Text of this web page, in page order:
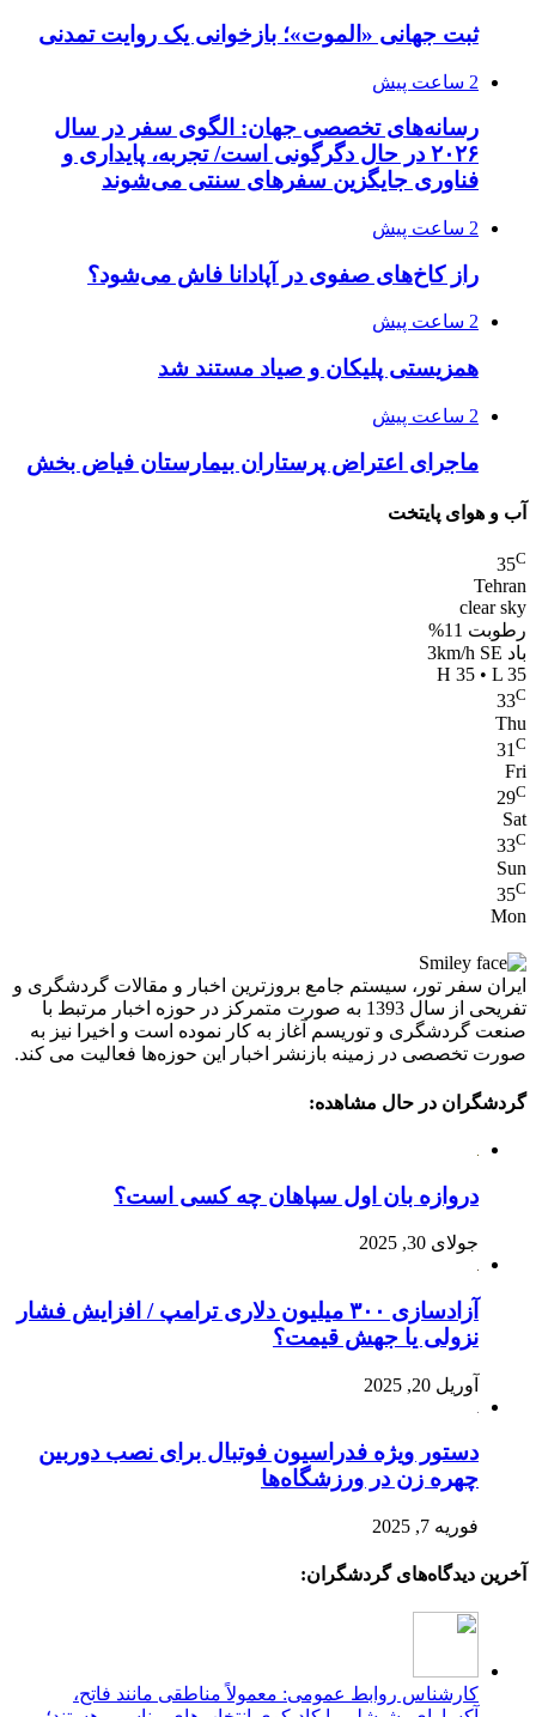
ثبت جهانی «الموت»؛ بازخوانی یک روایت تمدنی
2 ساعت پیش
رسانه‌های تخصصی جهان: الگوی سفر در سال
۲۰۲۶ در حال دگرگونی است/ تجربه، پایداری و
فناوری جایگزین سفرهای سنتی می‌شوند
2 ساعت پیش
راز کاخ‌های صفوی در آپادانا فاش می‌شود؟
2 ساعت پیش
همزیستی پلیکان و صیاد مستند شد
2 ساعت پیش
ماجرای اعتراض پرستاران بیمارستان فیاض بخش
آب و هوای پایتخت
35C
Tehran
clear sky
رطوبت 11%
باد 3km/h SE
H 35 • L 35
33C
Thu
31 C
Fri
29C
Sat
33C
Sun
35C
Mon
ایران سفر تور، سیستم جامع بروزترین اخبار و مقالات گردشگری و
تفریحی از سال 1393 به صورت متمرکز در حوزه اخبار مرتبط با
صنعت گردشگری و توریسم آغاز به کار نموده است و اخیرا نیز به
صورت تخصصی در زمینه بازنشر اخبار این حوزه‌ها فعالیت می کند.
گردشگران در حال مشاهده:
دروازه بان اول سپاهان چه کسی است؟
جولای 30, 2025
آزادسازی ۳۰۰ میلیون دلاری ترامپ / افزایش فشار
نزولی یا جهش قیمت؟
آوریل 20, 2025
دستور ویژه فدراسیون فوتبال برای نصب دوربین
چهره زن در ورزشگاه‌ها
فوریه 7, 2025
آخرین دیدگاه‌های گردشگران:
کارشناس روابط عمومی: معمولاً مناطقی مانند فاتح،